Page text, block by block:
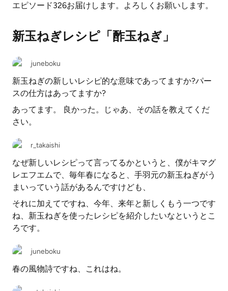
エピソード326お届けします。よろしくお願いします。
新玉ねぎレシピ「酢玉ねぎ」
juneboku
新玉ねぎの新しいレシピ的な意味であってますか?パー
スの仕方はあってますか?
あってます。 良かった。じゃあ、その話を教えてくだ
さい。
r_takaishi
なぜ新しいレシピって言ってるかというと、僕がキマグ
レエフエムで、毎年春になると、手羽元の新玉ねぎがう
まいっていう話があるんですけども、
それに加えてですね、今年、来年と新しくもう一つです
ね、新玉ねぎを使ったレシピを紹介したいなというとこ
ろです。
juneboku
春の風物詩ですね、これはね。